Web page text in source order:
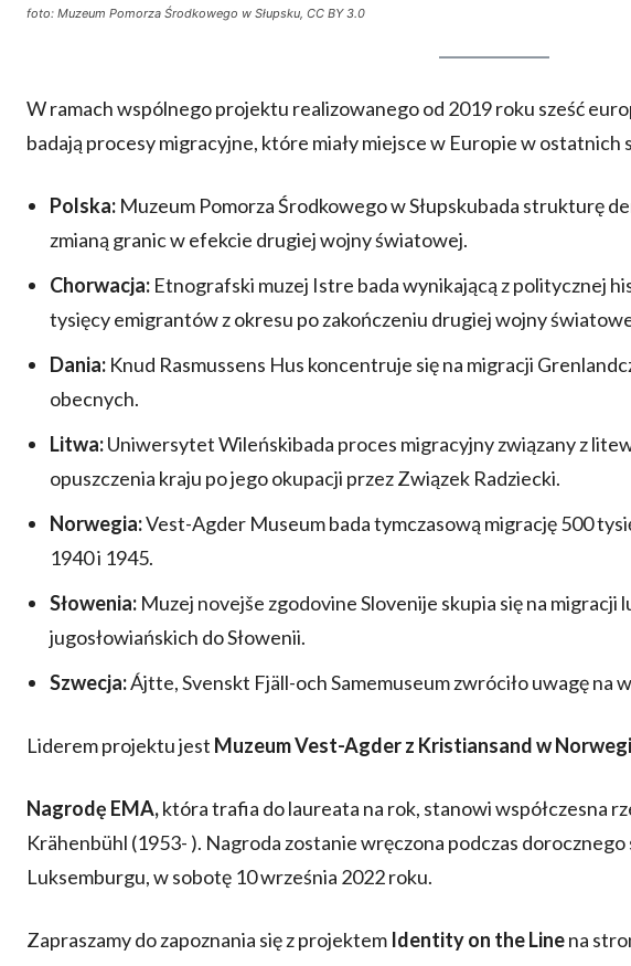
foto: Muzeum Pomorza Środkowego w Słupsku, CC BY 3.0
W ramach wspólnego projektu realizowanego od 2019 roku sześć
badają procesy migracyjne, które miały miejsce w Europie w ostatnich
Polska: Muzeum Pomorza Środkowego w Słupskubada strukturę
zmianą granic w efekcie drugiej wojny światowej.
Chorwacja: Etnografski muzej Istre bada wynikającą z politycznej
tysięcy emigrantów z okresu po zakończeniu drugiej wojny
Dania: Knud Rasmussens Hus koncentruje się na migracji
obecnych.
Litwa:Uniwersytet Wileńskibada proces migracyjny związany z
opuszczenia kraju po jego okupacji przez Związek Radziecki.
Norwegia:Vest-Agder Museum bada tymczasową migrację 500
1940 i 1945.
Słowenia: Muzej novejše zgodovine Slovenije skupia się na migracji
jugosłowiańskich do Słowenii.
Szwecja:Ájtte, Svenskt Fjäll-och Samemuseum zwróciło uwagę na
Liderem projektu jest Muzeum Vest-Agder z Kristiansand w
Nagrodę EMA,która trafia do laureata na rok, stanowi współczesna
Krähenbühl (1953- ). Nagroda zostanie wręczona podczas
Luksemburgu, w sobotę 10 września 2022 roku.
Zapraszamy do zapoznania się z projektem Identity on the Linena